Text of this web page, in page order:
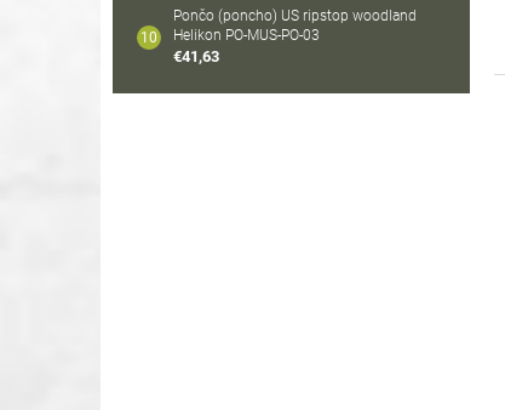
Pončo (poncho) US ripstop woodland
Helikon PO-MUS-PO-03
€41,63